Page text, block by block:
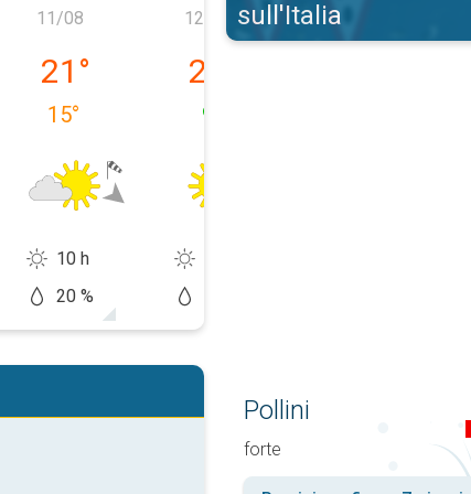
martedì 11/08
11/08
21 °
15°
10 h
20 %
mercoledì 12/08
12/08
23
9
13/08
sull'Italia
Pollini
forte